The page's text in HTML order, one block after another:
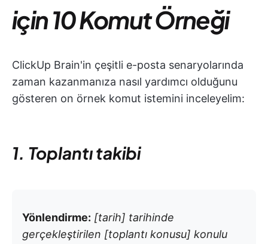
için 10 Komut Örneği
ClickUp Brain'in çeşitli e-posta senaryolarında
zaman kazanmanıza nasıl yardımcı olduğunu
gösteren on örnek komut istemini inceleyelim:
1. Toplantı takibi
Yönlendirme: [tarih] tarihinde
gerçekleştirilen [toplantı konusu] konulu